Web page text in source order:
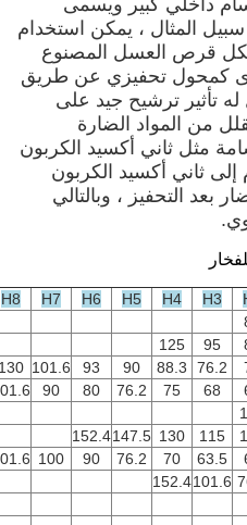
استخدام
عن طريق
على
الكربون
H6
H7
H8
H9
H10
H11
93
101.6
130
147.5
152.4
80
90
101.6
123.3
136
152.4
152.4
90
100
101.6
120
127
152.4